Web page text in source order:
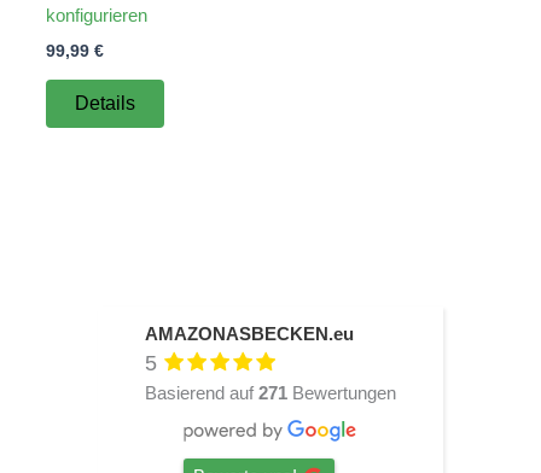
konfigurieren
99,99 €
Details
AMAZONASBECKEN.eu
5
Basierend auf 271 Bewertungen